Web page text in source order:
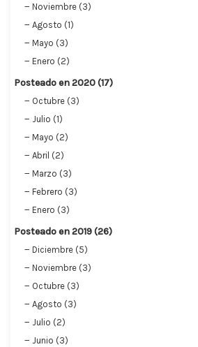
Noviembre (3)
Agosto (1)
Mayo (3)
Enero (2)
Posteado en 2020 (17)
Octubre (3)
Julio (1)
Mayo (2)
Abril (2)
Marzo (3)
Febrero (3)
Enero (3)
Posteado en 2019 (26)
Diciembre (5)
Noviembre (3)
Octubre (3)
Agosto (3)
Julio (2)
Junio (3)